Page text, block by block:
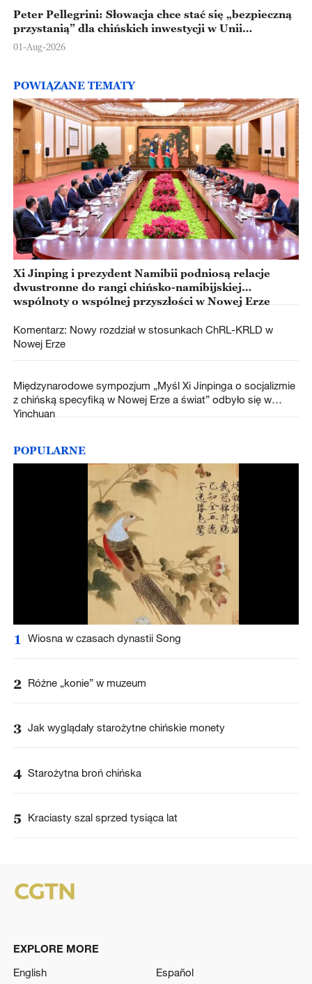
Peter Pellegrini: Słowacja chce stać się „bezpieczną
przystanią” dla chińskich inwestycji w Unii
Europejskiej
01-Aug-2026
POWIĄZANE TEMATY
Xi Jinping i prezydent Namibii podniosą relacje
dwustronne do rangi chińsko-namibijskiej
wspólnoty o wspólnej przyszłości w Nowej Erze
Komentarz: Nowy rozdział w stosunkach ChRL-KRLD w
Nowej Erze
Międzynarodowe sympozjum „Myśl Xi Jinpinga o socjalizmie
z chińską specyfiką w Nowej Erze a świat” odbyło się w
Yinchuan
POPULARNE
1 Wiosna w czasach dynastii Song
2 Różne „konie” w muzeum
3 Jak wyglądały starożytne chińskie monety
4 Starożytna broń chińska
5 Kraciasty szal sprzed tysiąca lat
EXPLORE MORE
English
Español